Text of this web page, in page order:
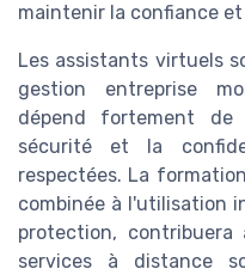
maintenir la confiance
Les assistants virtuels
gestion entreprise
dépend fortement
sécurité et la
respectées. La
combinée à l'utilisation
protection,
services à distance